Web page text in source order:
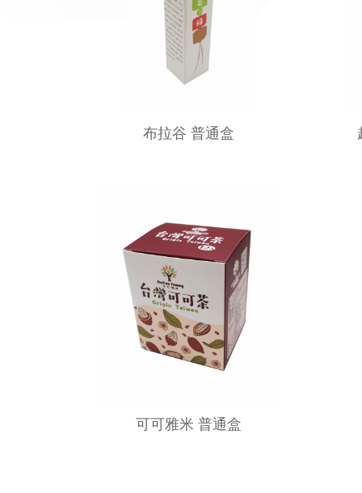
布拉谷 普通盒
可可雅米 普通盒